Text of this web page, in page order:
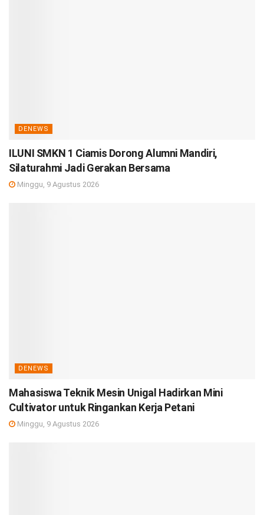
DENEWS
ILUNI SMKN 1 Ciamis Dorong Alumni Mandiri,
Silaturahmi Jadi Gerakan Bersama
Minggu, 9 Agustus 2026
DENEWS
Mahasiswa Teknik Mesin Unigal Hadirkan Mini
Cultivator untuk Ringankan Kerja Petani
Minggu, 9 Agustus 2026